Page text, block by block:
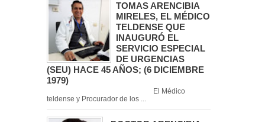
TOMAS ARENCIBIA
MIRELES, EL MÉDICO
TELDENSE QUE
INAUGURÓ EL
SERVICIO ESPECIAL
DE URGENCIAS
(SEU) HACE 45 AÑOS; (6 DICIEMBRE
1979)
El Médico
teldense y Procurador de los ...